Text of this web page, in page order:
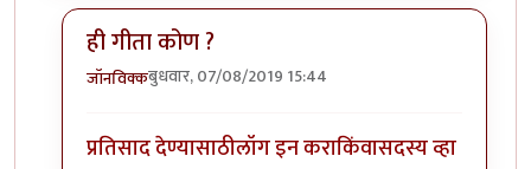
ही गीता कोण ?
जॉनविक्कबुधवार, 07/08/2019 15:44
प्रतिसाद देण्यासाठीलॉग इन कराकिंवासदस्य व्हा